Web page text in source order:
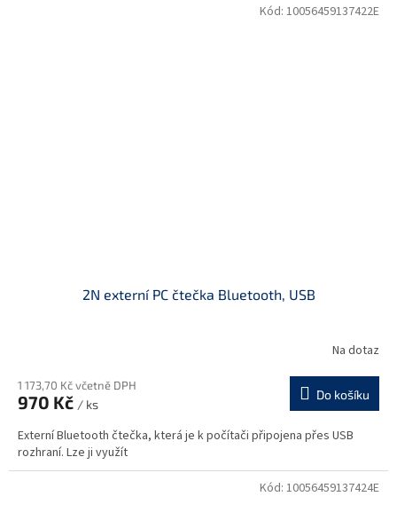
2N externí PC čtečka Bluetooth, USB
Na dotaz
1 173,70 Kč včetně DPH
970 Kč / ks
Do košíku
Externí Bluetooth čtečka, která je k počítači připojena přes USB
rozhraní. Lze ji využít
Kód: 10056459137422E
Kód: 10056459137424E